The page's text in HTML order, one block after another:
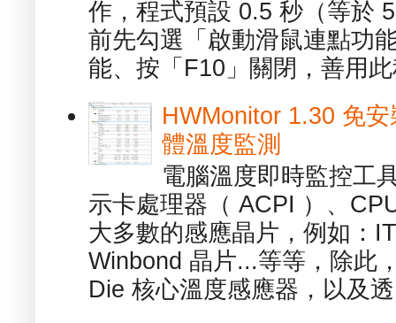
作，程式預設 0.5 秒（等於
前先勾選「啟動滑鼠連點功
能、按「F10」關閉，善用
HWMonitor 1.30 免
體溫度監測
電腦溫度即時監控工
示卡處理器（ ACPI ）、
大多數的感應晶片，例如：
Winbond 晶片...等等，除此
Die 核心溫度感應器，以及